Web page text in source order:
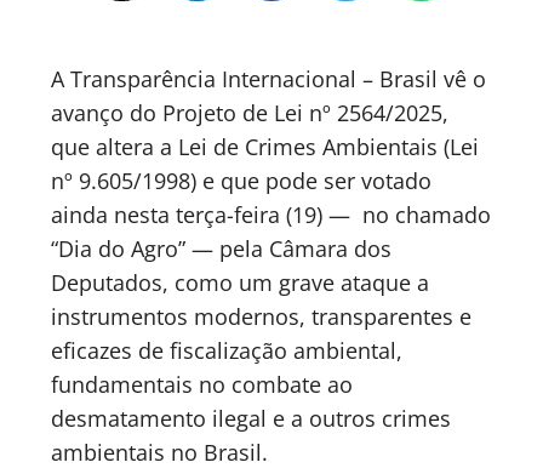
A Transparência Internacional – Brasil vê o
avanço do Projeto de Lei nº 2564/2025,
que altera a Lei de Crimes Ambientais (Lei
nº 9.605/1998) e que pode ser votado
ainda nesta terça-feira (19) — no chamado
“Dia do Agro” — pela Câmara dos
Deputados, como um grave ataque a
instrumentos modernos, transparentes e
eficazes de fiscalização ambiental,
fundamentais no combate ao
desmatamento ilegal e a outros crimes
ambientais no Brasil.